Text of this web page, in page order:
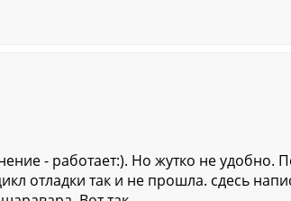
- работает:). Но жутко не удобно.
отладки так и не прошла. сдесь